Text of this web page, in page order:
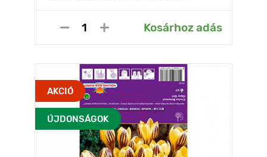
Kosárhoz adás
AKCIÓ
ÚJDONSÁGOK